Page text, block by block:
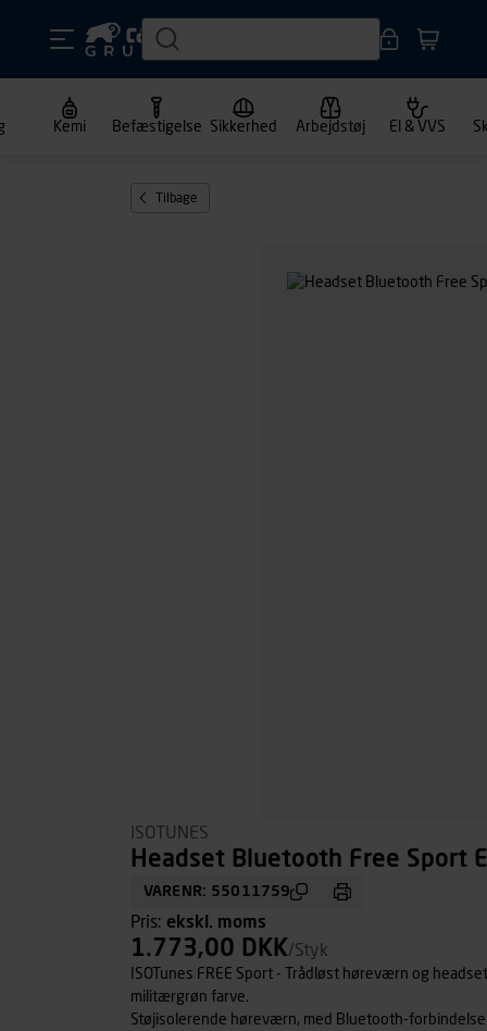
Kemi Befæstigelse Sikkerhed Arbejdstøj El & VVS
Tilbage
ISOTUNES
Headset Bluetooth Free Sport
VARENR: 55011759
Pris: ekskl. moms
1.773,00 DKK/Styk
ISOTunes FREE Sport - Trådløst høreværn og headset i ét, med aktiv støjdæmpning og i camouflerende
militærgrøn farve.
Støjisolerende høreværn, med Bluetooth-